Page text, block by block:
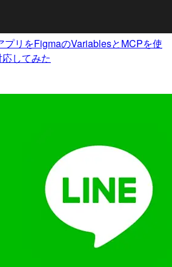
プリをFigmaのVariablesとMCPを使
してみた